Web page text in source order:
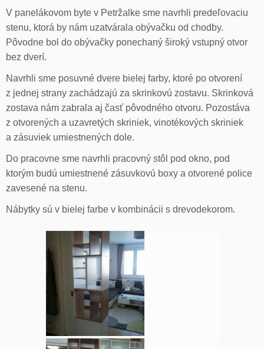
V panelákovom byte v Petržalke sme navrhli predeľovaciu
stenu, ktorá by nám uzatvárala obývačku od chodby.
Pôvodne bol do obývačky ponechaný široký vstupný otvor
bez dverí.
Navrhli sme posuvné dvere bielej farby, ktoré po otvorení
z jednej strany zachádzajú za skrinkovú zostavu. Skrinková
zostava nám zabrala aj časť pôvodného otvoru. Pozostáva
z otvorených a uzavretých skriniek, vinotékových skriniek
a zásuviek umiestnených dole.
Do pracovne sme navrhli pracovný stôl pod okno, pod
ktorým budú umiestnené zásuvkovú boxy a otvorené police
zavesené na stenu.
Nábytky sú v bielej farbe v kombinácii s drevodekorom.